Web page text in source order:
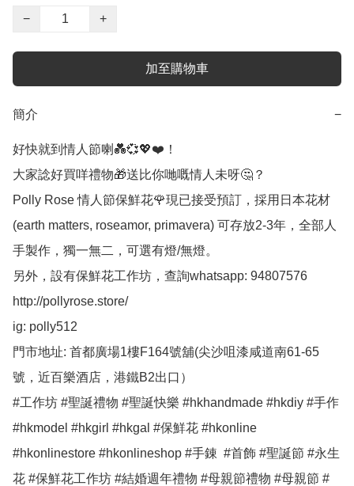
−
+
加至購物車
簡介 −
好快就到情人節喇💑💞💖❤️！
大家諗好買咩禮物🎁送比你哋嘅情人未呀🤔？
Polly Rose 情人節保鮮花🌹現已接受預訂，採用日本花材
(earth matters, roseamor, primavera) 可存放2-3年，全部人
手製作，獨一無二，可選有燈/無燈。
另外，設有保鮮花工作坊，查詢whatsapp: 94807576
http://pollyrose.store/
ig: polly512
門市地址: 首都廣場1樓F164號舖(尖沙咀漆咸道南61-65
號，近百樂酒店，港鐵B2出口）
#工作坊 #聖誕禮物 #聖誕快樂 #hkhandmade #hkdiy #手作
#hkmodel #hkgirl #hkgal #保鮮花 #hkonline
#hkonlinestore #hkonlineshop #手錬  #首飾 #聖誕節 #永生
花 #保鮮花工作坊 #結婚週年禮物 #母親節禮物 #母親節 #